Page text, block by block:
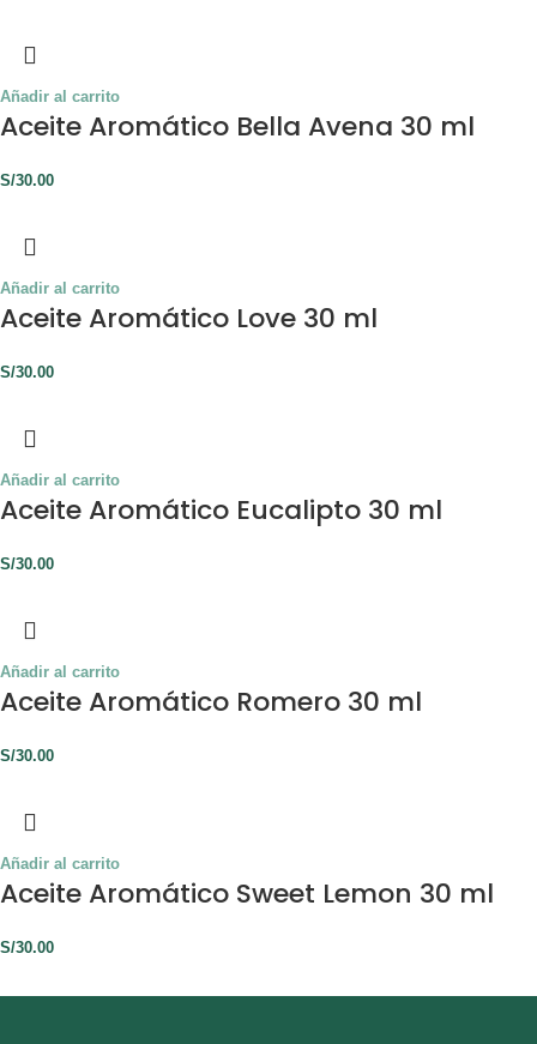
Añadir al carrito
Aceite Aromático Bella Avena 30 ml
S/30.00
Añadir al carrito
Aceite Aromático Love 30 ml
S/30.00
Añadir al carrito
Aceite Aromático Eucalipto 30 ml
S/30.00
Añadir al carrito
Aceite Aromático Romero 30 ml
S/30.00
Añadir al carrito
Aceite Aromático Sweet Lemon 30 ml
S/30.00